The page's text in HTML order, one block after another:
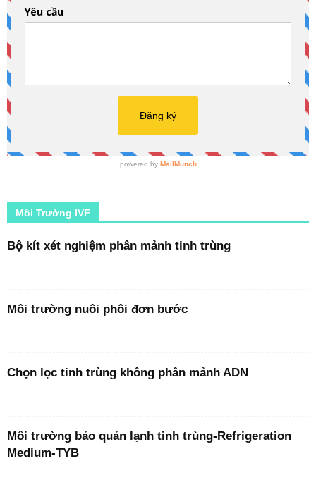
Môi Trường IVF
Bộ kít xét nghiệm phân mảnh tinh trùng
Môi trường nuôi phôi đơn bước
Chọn lọc tinh trùng không phân mảnh ADN
Môi trường bảo quản lạnh tinh trùng-Refrigeration
Medium-TYB